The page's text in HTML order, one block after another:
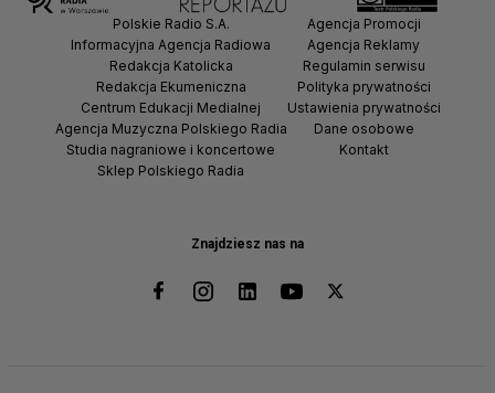
Znajdziesz nas na
Polskie Radio S.A.
Informacyjna Agencja Radiowa
Redakcja Katolicka
Redakcja Ekumeniczna
Centrum Edukacji Medialnej
Agencja Muzyczna Polskiego Radia
Studia nagraniowe i koncertowe
Sklep Polskiego Radia
Agencja Promocji
Agencja Reklamy
Regulamin serwisu
Polityka prywatności
Ustawienia prywatności
Dane osobowe
Kontakt